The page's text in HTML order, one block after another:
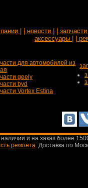
| | новости |
|
аксессуары |
|
для автомобилей из
geely
byd
Vortex Estina
наличии и на заказ более
ремонта.Доставка по